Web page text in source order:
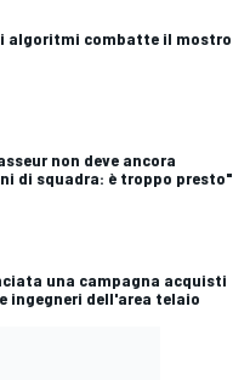
algoritmi combatte il mostro
non deve ancora
di squadra: è troppo presto"
una campagna acquisti
ingegneri dell'area telaio